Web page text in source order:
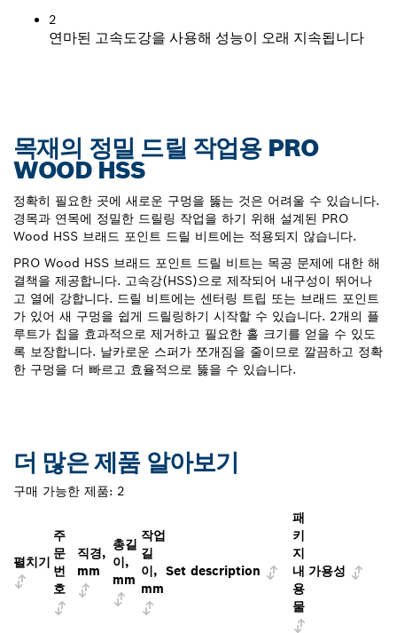
2
연마된 고속도강을 사용해 성능이 오래 지속됩니다
목재의 정밀 드릴 작업용 PRO
WOOD HSS
정확히 필요한 곳에 새로운 구멍을 뚫는 것은 어려울 수 있습니다.
경목과 연목에 정밀한 드릴링 작업을 하기 위해 설계된 PRO
Wood HSS 브래드 포인트 드릴 비트에는 적용되지 않습니다.
PRO Wood HSS 브래드 포인트 드릴 비트는 목공 문제에 대한 해
결책을 제공합니다. 고속강(HSS)으로 제작되어 내구성이 뛰어나
고 열에 강합니다. 드릴 비트에는 센터링 트립 또는 브래드 포인트
가 있어 새 구멍을 쉽게 드릴링하기 시작할 수 있습니다. 2개의 플
루트가 칩을 효과적으로 제거하고 필요한 홀 크기를 얻을 수 있도
록 보장합니다. 날카로운 스퍼가 쪼개짐을 줄이므로 깔끔하고 정확
한 구멍을 더 빠르고 효율적으로 뚫을 수 있습니다.
더 많은 제품 알아보기
구매 가능한 제품: 2
펼치기
주
문
번
호
직경,
mm
총길
이,
mm
작업
길
이,
mm
Set description
패
키
지
내
용
물
가용성